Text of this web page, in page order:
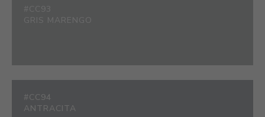
#CC93
GRIS MARENGO
#CC94
ANTRACITA